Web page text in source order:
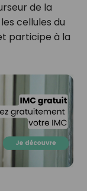
de la
cellules du
participe à la